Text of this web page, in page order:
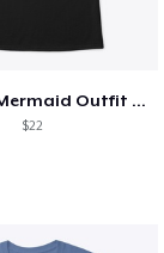
Birthday Mermaid Outfit Costume
$22